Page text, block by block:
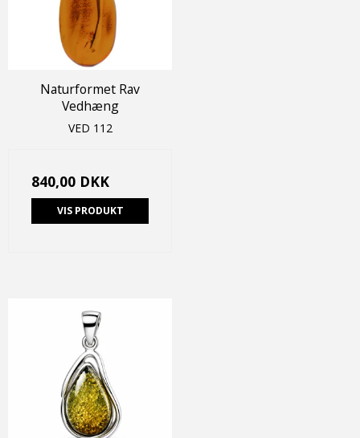
Naturformet Rav
Vedhæng
VED 112
840,00 DKK
VIS PRODUKT